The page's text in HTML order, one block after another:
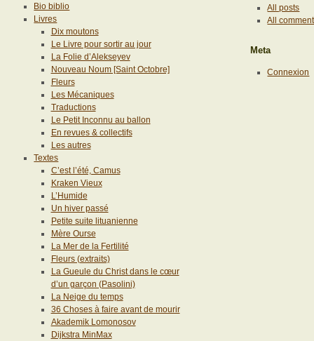
Bio biblio
Livres
Dix moutons
Le Livre pour sortir au jour
La Folie d’Alekseyev
Nouveau Noum [Saint Octobre]
Fleurs
Les Mécaniques
Traductions
Le Petit Inconnu au ballon
En revues & collectifs
Les autres
Textes
C’est l’été, Camus
Kraken Vieux
L’Humide
Un hiver passé
Petite suite lituanienne
Mère Ourse
La Mer de la Fertilité
Fleurs (extraits)
La Gueule du Christ dans le cœur
d’un garçon (Pasolini)
La Neige du temps
36 Choses à faire avant de mourir
Akademik Lomonosov
Dijkstra MinMax
All posts
All
Meta
Connexion